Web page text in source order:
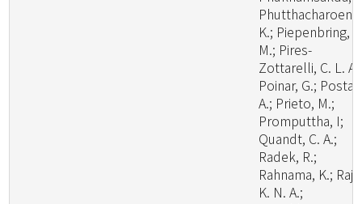
Phutthacharoen,
K.; Piepenbring,
M.; Pires-
Zottarelli, C. L. A.;
Poinar, G.; Posta,
A.; Prieto, M.;
Promputtha, I;
Quandt, C. A.;
Radek, R.;
Rahnama, K.; Raj,
K. N. A.;